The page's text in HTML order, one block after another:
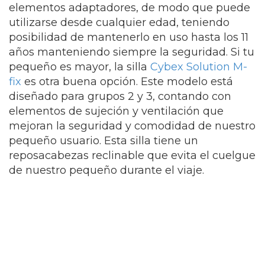
elementos adaptadores, de modo que puede
utilizarse desde cualquier edad, teniendo
posibilidad de mantenerlo en uso hasta los 11
años manteniendo siempre la seguridad. Si tu
pequeño es mayor, la silla Cybex Solution M-
fix es otra buena opción. Este modelo está
diseñado para grupos 2 y 3, contando con
elementos de sujeción y ventilación que
mejoran la seguridad y comodidad de nuestro
pequeño usuario. Esta silla tiene un
reposacabezas reclinable que evita el cuelgue
de nuestro pequeño durante el viaje.